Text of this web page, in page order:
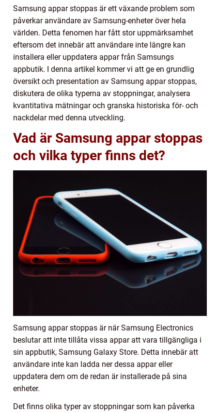
Samsung appar stoppas är ett växande problem som
påverkar användare av Samsung-enheter över hela
världen. Detta fenomen har fått stor uppmärksamhet
eftersom det innebär att användare inte längre kan
installera eller uppdatera appar från Samsungs
appbutik. I denna artikel kommer vi att ge en grundlig
översikt och presentation av Samsung appar stoppas,
diskutera de olika typerna av stoppningar, analysera
kvantitativa mätningar och granska historiska för- och
nackdelar med denna utveckling.
Vad är Samsung appar stoppas
och vilka typer finns det?
Samsung appar stoppas är när Samsung Electronics
beslutar att inte tillåta vissa appar att vara tillgängliga i
sin appbutik, Samsung Galaxy Store. Detta innebär att
användare inte kan ladda ner dessa appar eller
uppdatera dem om de redan är installerade på sina
enheter.
Det finns olika typer av stoppningar som kan påverka